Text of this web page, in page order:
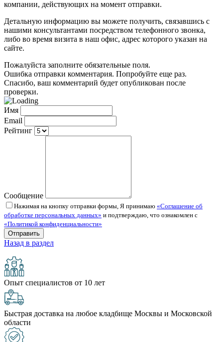
компании, действующих на момент отправки.
Детальную информацию вы можете получить, связавшись с
нашими консультантами посредством телефонного звонка,
либо во время визита в наш офис, адрес которого указан на
сайте.
Пожалуйста заполните обязательные поля.
Ошибка отправки комментария. Попробуйте еще раз.
Спасибо, ваш комментарий будет опубликован после
проверки.
Имя
Email
Рейтинг
Сообщение
Нажимая на кнопку отправки формы, Я принимаю «Соглашение об
обработке персональных данных» и подтверждаю, что ознакомлен с
«Политикой конфиденциальности»
Назад в раздел
Опыт специалистов от 10 лет
Быстрая доставка на любое кладбище Москвы и Московской
области